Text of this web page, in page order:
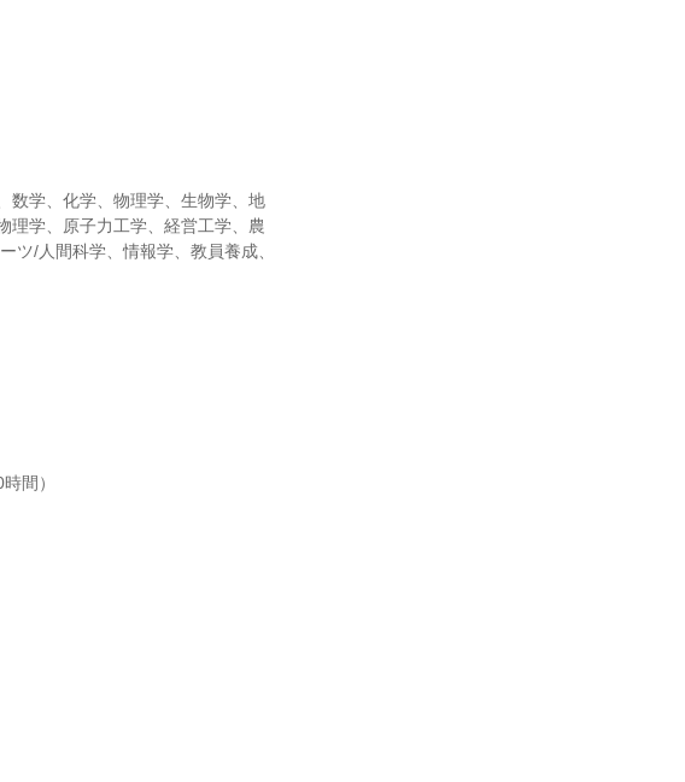
数学、化学、物理学、生物学、地
理学、原子力工学、経営工学、農
ツ/人間科学、情報学、教員養成、
間）